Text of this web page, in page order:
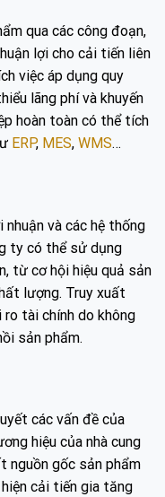
qua các công đoạn,
lợi cho cải tiến liên
việc áp dụng quy
lãng phí và khuyến
hoàn toàn có thể tích
ERP, MES, WMS…
và các hệ thống
ty có thể sử dụng
từ cơ hội hiệu quả sản
lượng. Truy xuất
ro tài chính do không
sản phẩm.
các vấn đề của
hiệu của nhà cung
nguồn gốc sản phẩm
cải tiến gia tăng